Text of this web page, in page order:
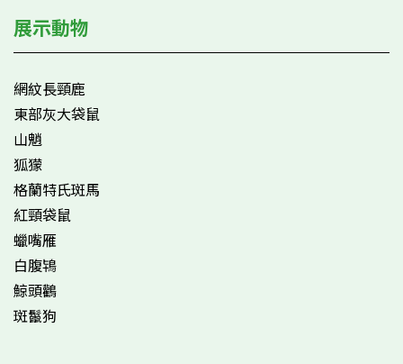
展示動物
網紋長頸鹿
東部灰大袋鼠
山魈
狐獴
格蘭特氏斑馬
紅頸袋鼠
蠟嘴雁
白腹鴇
鯨頭鸛
斑鬣狗